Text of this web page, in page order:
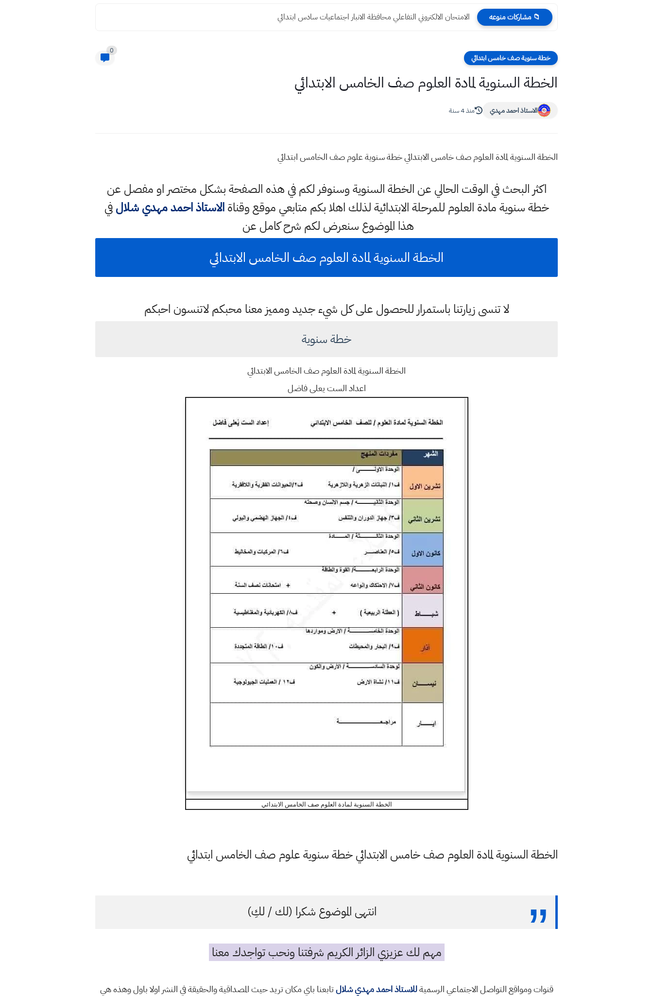
📁 مشاركات منوعه الامتحان الالكتروني التفاعلي محافظة الانبار اجتماعيات سادس ابتدائي
خطة سنوية صف خامس ابتدائي
0
الخطة السنوية لمادة العلوم صف الخامس الابتدائي
الاستاذ احمد مهدي منذ 4 سنة
الخطة السنوية لمادة العلوم صف خامس الابتدائي خطة سنوية علوم صف الخامس ابتدائي
اكثر البحث في الوقت الحالي عن الخطة السنوية وسنوفر لكم في هذه الصفحة بشكل مختصر او مفصل عن
خطة سنوية مادة العلوم للمرحلة الابتدائية لذلك اهلا بكم متابعي موقع وقناةالاستاذ احمد مهدي شلالفي
هذا الموضوع سنعرض لكم شرح كامل عن
الخطة السنوية لمادة العلوم صف الخامس الابتدائي
لا تنسى زيارتنا باستمرار للحصول على كل شيء جديد ومميز معنا محبكم لاتنسون احبكم
خطة سنوية
الخطة السنوية لمادة العلوم صف الخامس الابتدائي
اعداد الست يعلى فاضل
الخطة السنوية لمادة العلوم صف الخامس الابتدائي
الخطة السنوية لمادة العلوم صف خامس الابتدائي خطة سنوية علوم صف الخامس ابتدائي
انتهى الموضوع شكرا (لك / لكِ)
مهم لك عزيزي الزائر الكريم شرفتنا ونحب تواجدك معنا
قنوات ومواقع التواصل الاجتماعي الرسميةللاستاذ احمد مهدي شلالتابعنا باي مكان تريد حيث المصداقية والحقيقة في النشر اولا باول وهذه هي